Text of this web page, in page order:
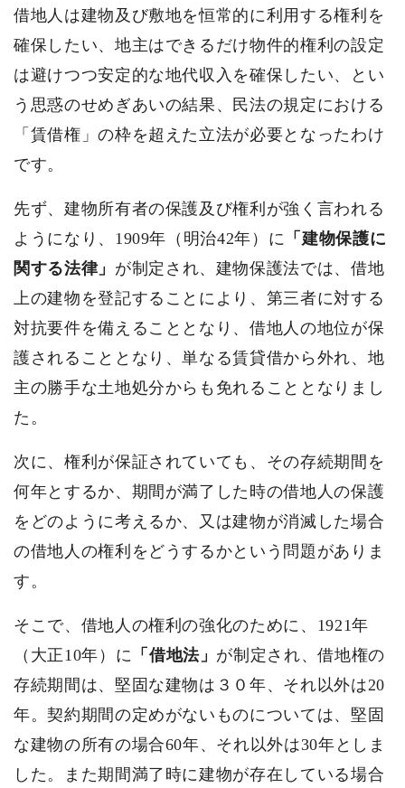
借地人は建物及び敷地を恒常的に利用する権利を
確保したい、地主はできるだけ物件的権利の設定
は避けつつ安定的な地代収入を確保したい、とい
う思惑のせめぎあいの結果、民法の規定における
「賃借権」の枠を超えた立法が必要となったわけ
です。
先ず、建物所有者の保護及び権利が強く言われる
ようになり、1909年（明治42年）に 「建物保護に
関する法律」 が制定され、建物保護法では、借地
上の建物を登記することにより、第三者に対する
対抗要件を備えることとなり、借地人の地位が保
護されることとなり、単なる賃貸借から外れ、地
主の勝手な土地処分からも免れることとなりまし
た。
次に、権利が保証されていても、その存続期間を
何年とするか、期間が満了した時の借地人の保護
をどのように考えるか、又は建物が消滅した場合
の借地人の権利をどうするかという問題がありま
す。
そこで、借地人の権利の強化のために、1921年
（大正10年）に 「借地法」 が制定され、借地権の
存続期間は、堅固な建物は３０年、それ以外は20
年。契約期間の定めがないものについては、堅固
な建物の所有の場合60年、それ以外は30年としま
した。また期間満了時に建物が存在している場合